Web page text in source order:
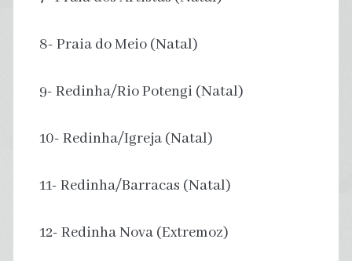
8- Praia do Meio (Natal)
9- Redinha/Rio Potengi (Natal)
10- Redinha/Igreja (Natal)
11- Redinha/Barracas (Natal)
12- Redinha Nova (Extremoz)